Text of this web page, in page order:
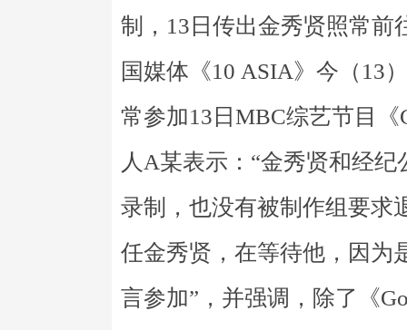
制，13日传出金秀贤照常前
国媒体《10 ASIA》今（13
常参加13日MBC综艺节目
人A某表示：“金秀贤和经
录制，也没有被制作组要求
任金秀贤，在等待他，因为
言参加”，并强调，除了《